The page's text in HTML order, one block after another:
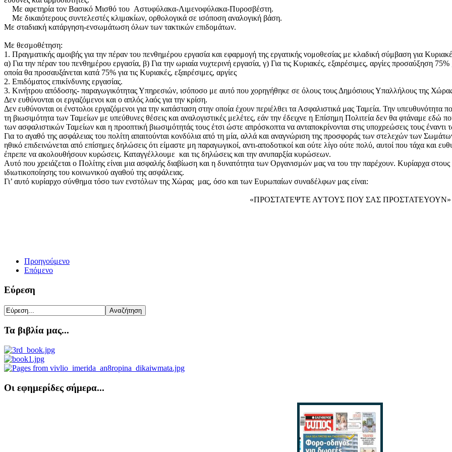
Με αφετηρία τον Βασικό Μισθό του Αστυφύλακα-Λιμενοφύλακα-Πυροσβέστη.
Με δικαιότερους συντελεστές κλιμακίων, ορθολογικά σε ισόποση αναλογική βάση.
Με σταδιακή κατάργηση-ενσωμάτωση όλων των τακτικών επιδομάτων.
Με θεσμοθέτηση:
1. Πραγματικής αμοιβής για την πέραν του πενθημέρου εργασία και εφαρμογή της εργατικής νομοθεσίας με κλαδική σύμβαση για
α) Για την πέραν του πενθημέρου εργασία, β) Για την ωριαία νυχτερινή εργασία, γ) Για τις Κυριακές, εξαιρέσιμες, αργίες προσαύξηση
οποία θα προσαυξάνεται κατά 75% για τις Κυριακές, εξαιρέσιμες, αργίες
2. Επιδόματος επικίνδυνης εργασίας.
3. Κινήτρου απόδοσης- παραγωγικότητας Υπηρεσιών, ισόποσο με αυτό που χορηγήθηκε σε όλους τους Δημόσιους Υπαλλήλους της
Δεν ευθύνονται οι εργαζόμενοι και ο απλός λαός για την κρίση.
Δεν ευθύνονται οι ένστολοι εργαζόμενοι για την κατάσταση στην οποία έχουν περιέλθει τα Ασφαλιστικά μας Ταμεία. Την υπευθυνότητα
τη βιωσιμότητα των Ταμείων με υπεύθυνες θέσεις και αναλογιστικές μελέτες, εάν την έδειχνε η Επίσημη Πολιτεία δεν θα φτάναμε εδώ
των ασφαλιστικών Ταμείων και η προοπτική βιωσιμότητάς τους έτσι ώστε απρόσκοπτα να ανταποκρίνονται στις υποχρεώσεις τους
Για το αγαθό της ασφάλειας του πολίτη απαιτούνται κονδύλια από τη μία, αλλά και αναγνώριση της προσφοράς των στελεχών των
ηθικό επιδεινώνεται από επίσημες δηλώσεις ότι είμαστε μη παραγωγικοί, αντι-αποδοτικοί και ούτε λίγο ούτε πολύ, αυτοί που τάχα και
έπρεπε να ακολουθήσουν κυρώσεις. Καταγγέλλουμε και τις δηλώσεις και την ανυπαρξία κυρώσεων.
Αυτό που χρειάζεται ο Πολίτης είναι μια ασφαλής διαβίωση και η δυνατότητα των Οργανισμών μας να του την παρέχουν. Κυρίαρχα
ιδιωτικοποίησης του κοινωνικού αγαθού της ασφάλειας.
Γι’ αυτό κυρίαρχο σύνθημα τόσο των ενστόλων της Χώρας μας, όσο και των Ευρωπαίων συναδέλφων μας είναι:
«ΠΡΟΣΤΑΤΕΨΤΕ ΑΥΤΟΥΣ ΠΟΥ ΣΑΣ ΠΡΟΣΤΑΤΕΥΟΥΝ»
Προηγούμενο
Επόμενο
Εύρεση
Τα βιβλία μας...
Οι εφημερίδες σήμερα...